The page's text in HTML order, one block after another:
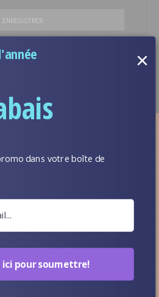
ENREGISTRER
en stock à vendre, ce qui
MS 38930
dans votre boîte de
ici pour soumettre!
×